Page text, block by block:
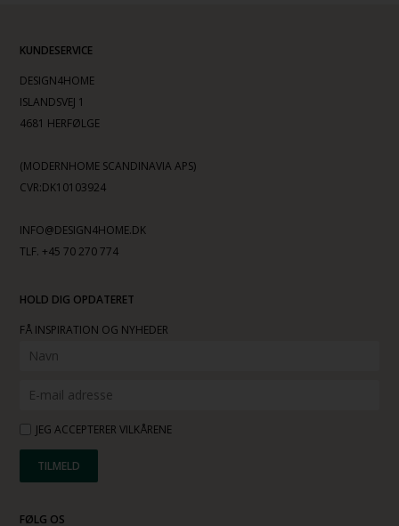
KUNDESERVICE
DESIGN4HOME
ISLANDSVEJ 1
4681 HERFØLGE
(MODERNHOME SCANDINAVIA APS)
CVR:DK10103924
INFO@DESIGN4HOME.DK
TLF. +45 70 270 774
HOLD DIG OPDATERET
FÅ INSPIRATION OG NYHEDER
JEG ACCEPTERER VILKÅRENE
FØLG OS